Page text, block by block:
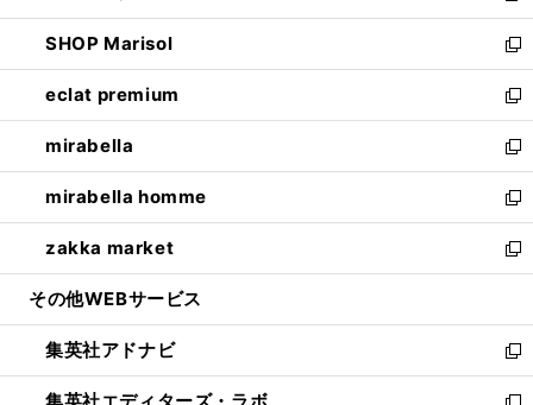
開
く
ウ
で
開
く
ン
ド
ウ
で
開
く
ウ
ィ
ン
ド
ウ
で
開
く
し
い
ウ
ィ
ン
ド
ウ
で
開
く
SHOP Marisol
新
し
い
ウ
ィ
ン
ド
ウ
で
開
eclat premium
新
し
い
ウ
ィ
ン
ド
ウ
開
く
mirabella
新
し
い
ウ
ィ
ン
ウ
で
開
く
mirabella homme
新
し
い
ウ
ン
ド
ウ
zakka market
新
し
ウ
ィ
ン
その他WEBサービス
集英社アドナビ
新
し